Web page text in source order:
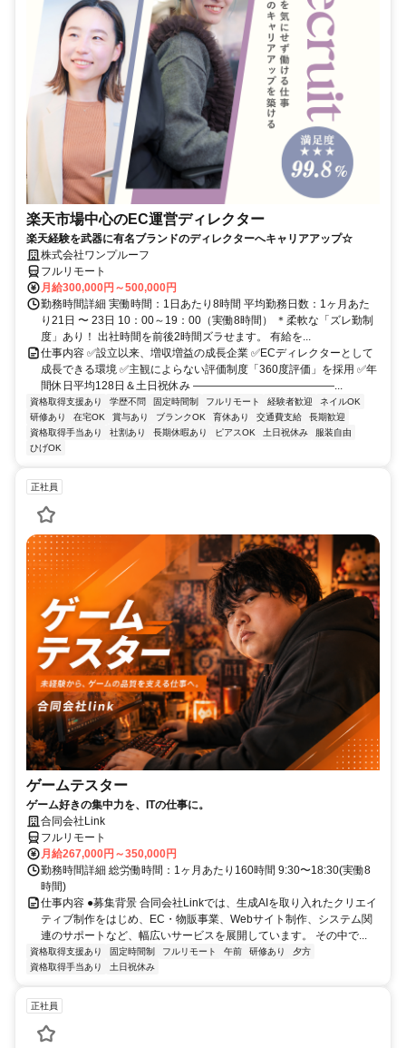
楽天市場中心のEC運営ディレクター
楽天経験を武器に有名ブランドのディレクターへキャリアアップ☆
株式会社ワンプルーフ
フルリモート
月給300,000円～500,000円
勤務時間詳細 実働時間：1日あたり8時間 平均勤務日数：1ヶ月あた
り21日 〜 23日 10：00～19：00（実働8時間） ＊柔軟な「ズレ勤制
度」あり！ 出社時間を前後2時間ズラせます。 有給を...
仕事内容 ✅設立以来、増収増益の成長企業 ✅ECディレクターとして
成長できる環境 ✅主観によらない評価制度「360度評価」を採用 ✅年
間休日平均128日＆土日祝休み ―――――――――――――...
資格取得支援あり 学歴不問 固定時間制 フルリモート 経験者歓迎
ネイルOK
研修あり
在宅OK 賞与あり ブランクOK 育休あり 交通費支給
長期歓迎
資格取得手当あり
社割あり 長期休暇あり ピアスOK 土日祝休み
服装自由
ひげOK
正社員
ゲームテスター
ゲーム好きの集中力を、ITの仕事に。
合同会社Link
フルリモート
月給267,000円～350,000円
勤務時間詳細 総労働時間：1ヶ月あたり160時間 9:30〜18:30(実働8
時間)
仕事内容 ●募集背景 合同会社Linkでは、生成AIを取り入れたクリエイ
ティブ制作をはじめ、EC・物販事業、Webサイト制作、システム関
連のサポートなど、幅広いサービスを展開しています。 その中で...
資格取得支援あり 固定時間制 フルリモート 午前 研修あり
夕方
資格取得手当あり
土日祝休み
正社員